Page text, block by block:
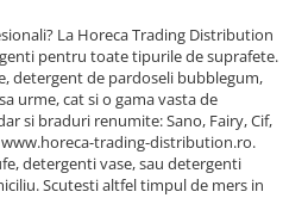
La Horeca Trading Distribution
pentru toate tipurile de suprafete.
detergent de pardoseli bubblegum,
urme, cat si o gama vasta de
si braduri renumite: Sano, Fairy, Cif,
trading-distribution.ro.
detergenti vase, sau detergenti
Scutesti altfel timpul de mers in